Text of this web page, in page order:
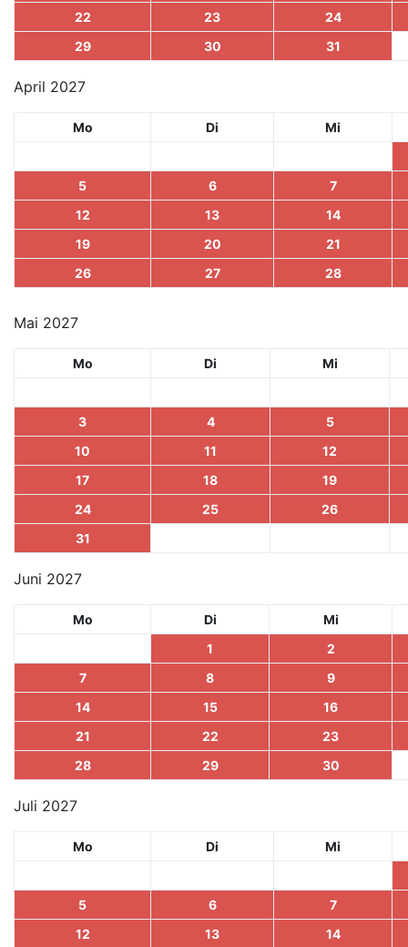
22
23
24
29
30 31
April 2027
Mo Di Mi
5 6
7
12
13
14
19
20
21
26
27 28
Mai 2027
Mo Di Mi
3 4
5
10
11
12
17
18
19
24
25
26
31
Juni 2027
Mo Di
Mi
1
2
7
8
9
14
15
16
21
22
23
28
29 30
Juli 2027
Mo Di Mi
5 6
7
12
13 14